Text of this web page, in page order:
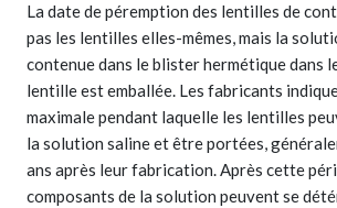
La date de péremption des lentilles de
pas les lentilles elles-mêmes, mais la
contenue dans le blister hermétique dans
lentille est emballée. Les fabricants
maximale pendant laquelle les lentilles
la solution saline et être portées,
ans après leur fabrication. Après cette
composants de la solution peuvent se